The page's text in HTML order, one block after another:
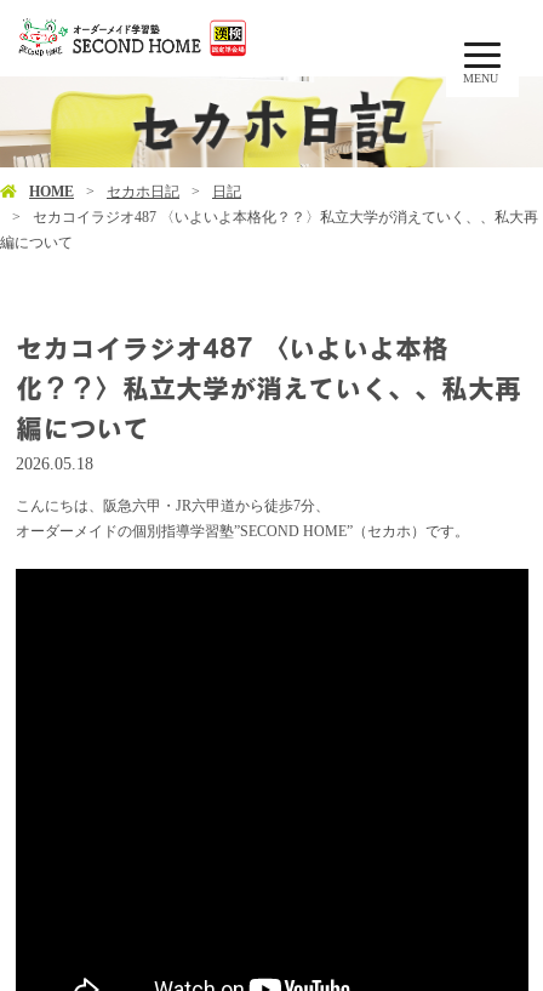
MENU
HOME セカホ日記
日記
セカコイラジオ487 〈いよいよ本格化？？〉私立大学が消えていく、、私大再
編について
セカコイラジオ487 〈いよいよ本格
化？？〉私立大学が消えていく、、私大再
編について
2026.05.18
こんにちは、阪急六甲・JR六甲道から徒歩7分、
オーダーメイドの個別指導学習塾”SECOND HOME”（セカホ）です。